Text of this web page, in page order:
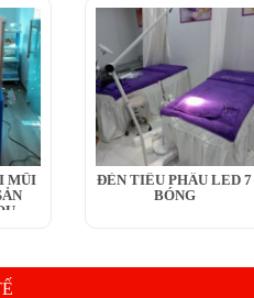
MŨI
ĐÈN TIỂU PHẪU LED 7
BÓNG